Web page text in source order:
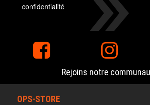
confidentialité
Rejoins notre
OPS-STORE